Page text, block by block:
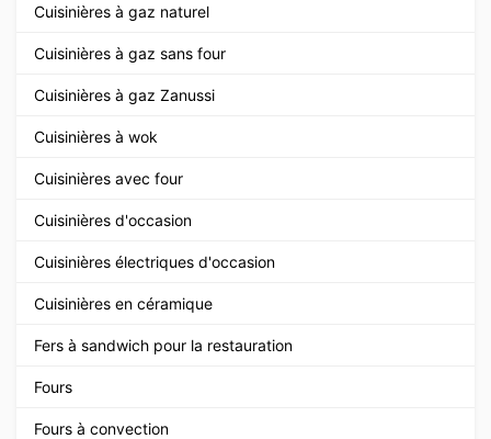
Cuisinières à gaz naturel
Cuisinières à gaz sans four
Cuisinières à gaz Zanussi
Cuisinières à wok
Cuisinières avec four
Cuisinières d'occasion
Cuisinières électriques d'occasion
Cuisinières en céramique
Fers à sandwich pour la restauration
Fours
Fours à convection